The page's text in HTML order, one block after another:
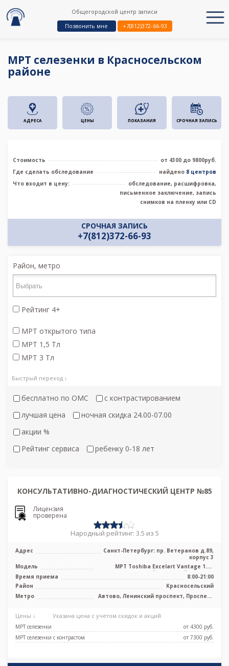
Общегородской центр записи
Позвонить мне
+7(812)372-66-93
МРТ селезенки в Красносельском
районе
АДРЕСА ЦЕНЫ ПОКАЗАНИЯ СРОЧНАЯ ЗАПИСЬ
Стоимость
от 4300 до 9800руб.
Где сделать обследование
найдено 8 центров
Что входит в цену:
обследование, расшифровка,
письменное заключение, запись
снимков на пленку или CD
СРОЧНАЯ ЗАПИСЬ
+7(812)372-66-93
Район, метро
Рейтинг 4+
МРТ открытого типа
МРТ 1,5 Тл
МРТ 3 Тл
Быстрый переход ↓
бесплатно по ОМС
с контрастированием
лучшая цена
ночная скидка 24.00-07.00
акции %
Рейтинг сервиса
ребенку 0-18 лет
КОНСУЛЬТАТИВНО-ДИАГНОСТИЧЕСКИЙ ЦЕНТР №85
Лицензия
проверена
Народный рейтинг: 3.5 из 5
Адрес
Санкт-Петербург: пр. Ветеранов д.89,
корпус 3
Модель
МРТ Toshiba Excelart Vantage 1.5T
высокопольный закрытый тип, УЗИ
Время приема
8:00-21:00
Район
Красносельский
Метро
Автово, Ленинский проспект, Проспект
Цены ↓ Указана цена с учетом скидок и акций
МРТ селезенки
от 4300 pуб.
МРТ селезенки с контрастом
от 7300 pуб.